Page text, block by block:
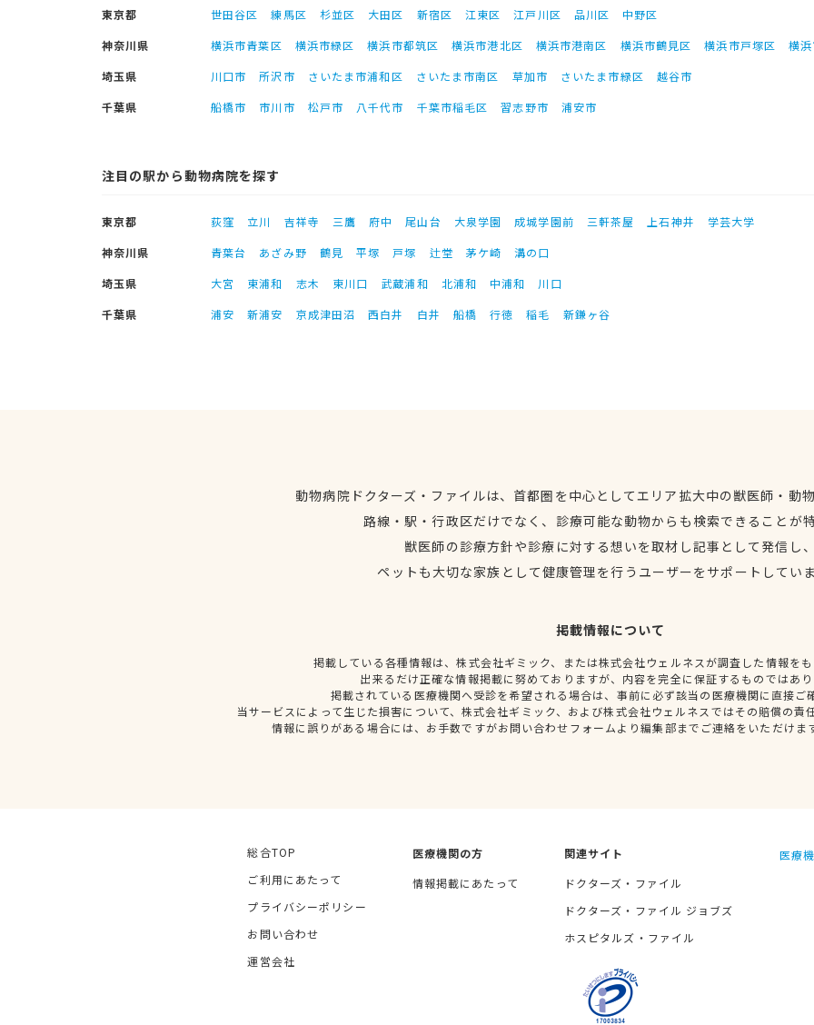
東京都 世田谷区 練馬区 杉並区 大田区 新宿区 江東区 江戸川区 品川区
中野区
神奈川県
横浜市青葉区 横浜市緑区 横浜市都筑区 横浜市港北区 横浜市港南区 横浜市鶴見区 横浜市戸塚区
横
埼玉県
川口市 所沢市 さいたま市浦和区 さいたま市南区 草加市 さいたま市緑区
越谷市
千葉県
船橋市 市川市 松戸市 八千代市 千葉市稲毛区 習志野市 浦安市
注目の駅から動物病院を探す
東京都 荻窪 立川 吉祥寺 三鷹 府中 尾山台 大泉学園 成城学園前 三軒茶屋 上石神井
学芸大学
神奈川県
青葉台 あざみ野 鶴見 平塚 戸塚 辻堂 茅ケ崎
溝の口
埼玉県
大宮 東浦和 志木 東川口 武蔵浦和 北浦和 中浦和
川口
千葉県
浦安 新浦安 京成津田沼 西白井 白井 船橋 行徳 稲毛 新鎌ヶ谷
動物病院ドクターズ・ファイルは、首都圏を中心としてエリア拡大中の獣医師・動
路線・駅・行政区だけでなく、診療可能な動物からも検索できることが
獣医師の診療方針や診療に対する想いを取材し記事として発信し
ペットも大切な家族として健康管理を行うユーザーをサポートしてい
掲載情報について
掲載している各種情報は、株式会社ギミック、または株式会社ウェルネスが調査した情報を
出来るだけ正確な情報掲載に努めておりますが、内容を完全に保証するものではあ
掲載されている医療機関へ受診を希望される場合は、事前に必ず該当の医療機関に直接ご
当サービスによって生じた損害について、株式会社ギミック、および株式会社ウェルネスではその賠償の責
情報に誤りがある場合には、お手数ですがお問い合わせフォームより編集部までご連絡をいただけま
総合TOP
ご利用にあたって
プライバシーポリシー
お問い合わせ
運営会社
医療機関の方
情報掲載にあたって
関連サイト
ドクターズ・ファイル
ドクターズ・ファイル ジョブズ
ホスピタルズ・ファイル
医療